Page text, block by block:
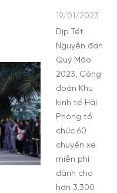
19/01/2023
Dịp Tết
Nguyên đán
Quý Mão
2023, Công
đoàn Khu
kinh tế Hải
Phòng tổ
chức 60
chuyến xe
miễn phí
dành cho
hơn 3.300